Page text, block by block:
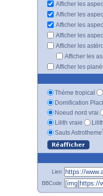
Afficher les
Afficher les
Afficher les
Afficher les
Afficher les
Afficher les
Afficher les
Thème tropical
Domification
Noeud nord vrai
Lilith vraie
Sauts Astrotheme
Lien
BBCode